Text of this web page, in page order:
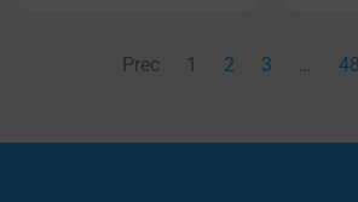
Prec 1 2 3 … 48